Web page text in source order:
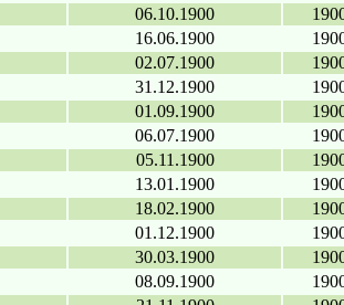
06.10.1900
16.06.1900
02.07.1900
31.12.1900
01.09.1900
06.07.1900
05.11.1900
13.01.1900
18.02.1900
01.12.1900
30.03.1900
08.09.1900